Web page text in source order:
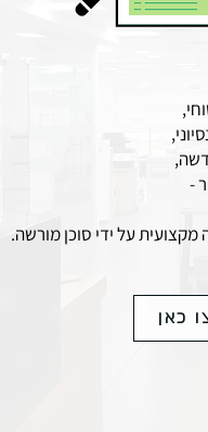
-
על ידי סוכן מורשה.
כאן